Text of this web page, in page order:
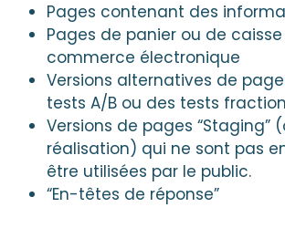
Pages contenant des
Pages de panier ou de
commerce électronique
Versions alternatives de
tests A/B ou des tests
Versions de pages “Staging”
réalisation) qui ne sont pas
être utilisées par le public.
“En-têtes de réponse”